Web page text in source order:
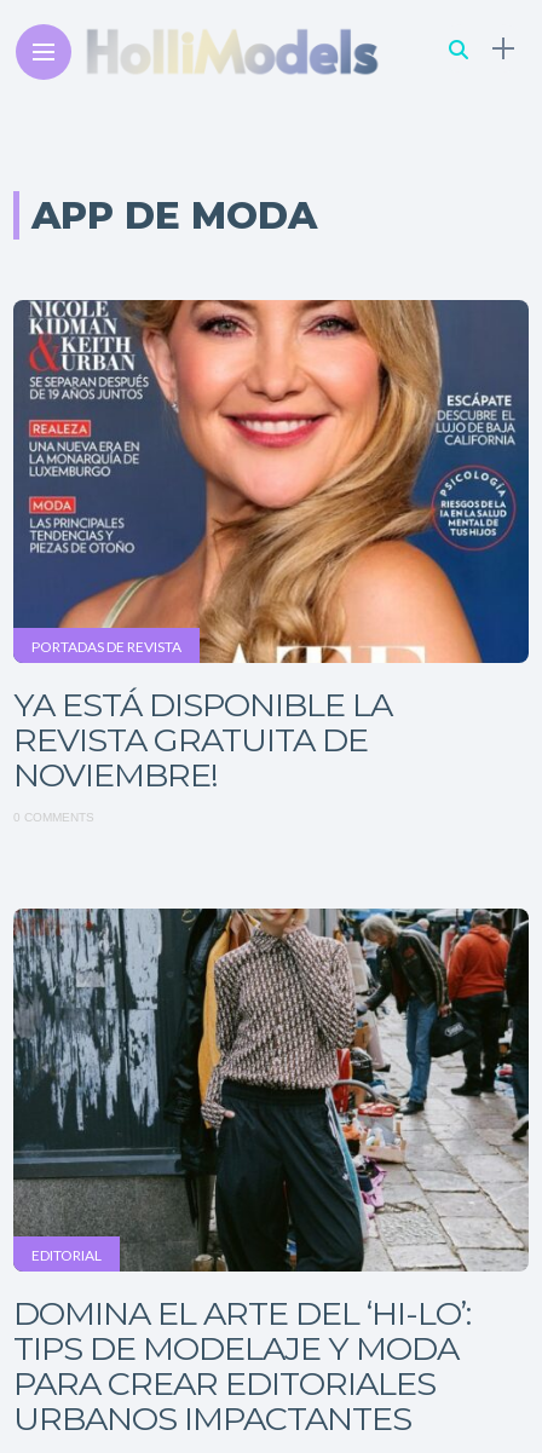
APP DE MODA
PORTADAS DE REVISTA
YA ESTÁ DISPONIBLE LA
REVISTA GRATUITA DE
NOVIEMBRE!
0 COMMENTS
EDITORIAL
DOMINA EL ARTE DEL ‘HI-LO’:
TIPS DE MODELAJE Y MODA
PARA CREAR EDITORIALES
URBANOS IMPACTANTES